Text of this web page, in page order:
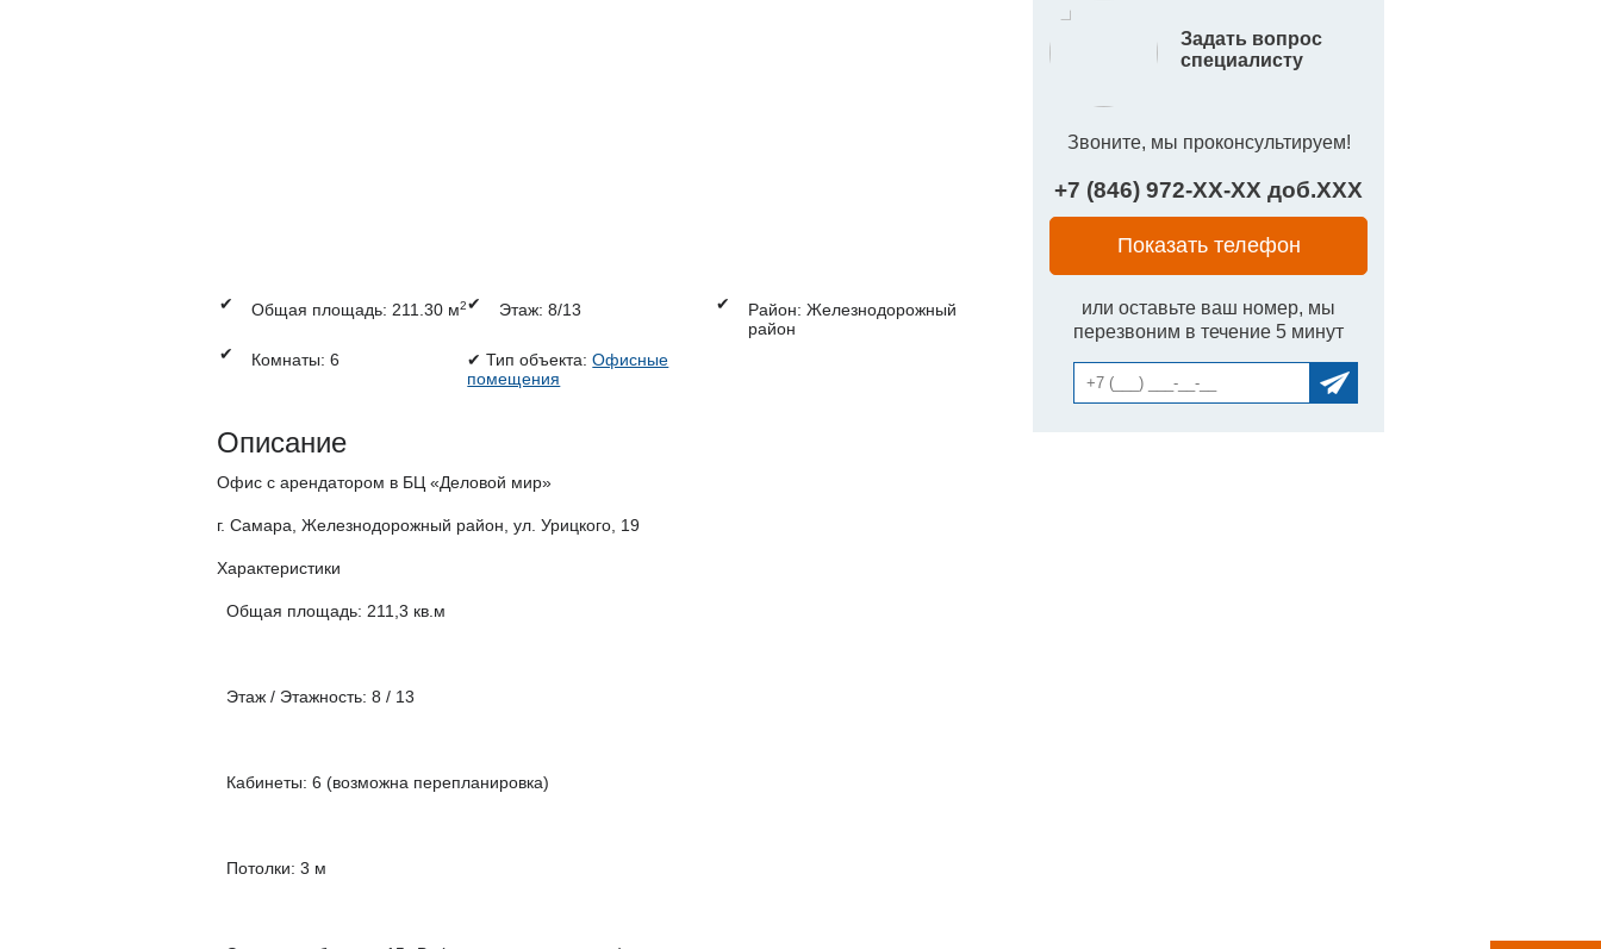
✔ Общая площадь: 211.30 м2✔ Этаж: 8/13 ✔
Район: Железнодорожный
район
✔
Комнаты: 6 ✔ Тип объекта:Офисные
помещения
Описание
Офис с арендатором в БЦ «Деловой мир»
г. Самара, Железнодорожный район, ул. Урицкого, 19
Характеристики
Общая площадь: 211,3 кв.м
Этаж / Этажность: 8 / 13
Кабинеты: 6 (возможна перепланировка)
Потолки: 3 м
Задать вопрос
специалисту
Звоните, мы проконсультируем!
+7 (846) 972-XX-XX доб.XXX
Показать телефон
или оставьте ваш номер, мы
перезвоним в течение 5 минут